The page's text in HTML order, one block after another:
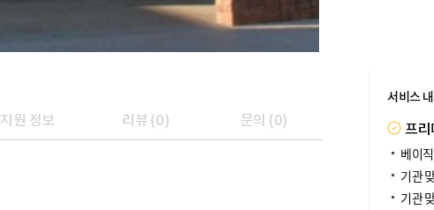
지원 정보 리뷰(0) 문의 (0)
서비스
프
베이
기관
기관